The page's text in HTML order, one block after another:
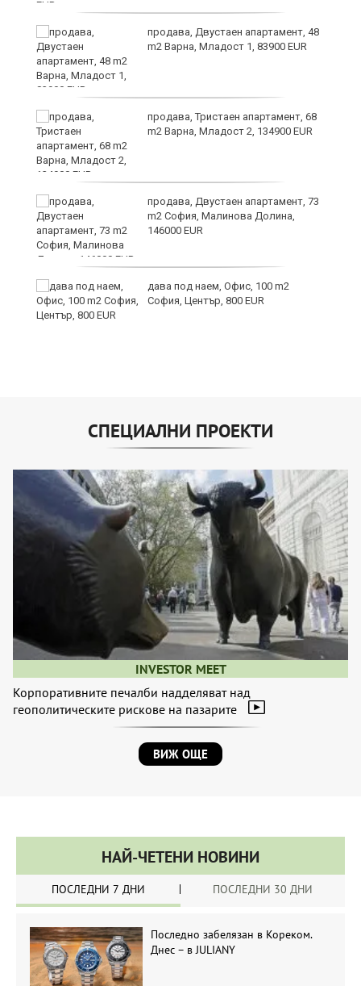
продава, Двустаен апартамент, 48
m2 Варна, Младост 1, 83900 EUR
продава, Тристаен апартамент, 68
m2 Варна, Младост 2, 134900 EUR
продава, Двустаен апартамент, 73
m2 София, Малинова Долина,
146000 EUR
дава под наем, Офис, 100 m2
София, Център, 800 EUR
СПЕЦИАЛНИ ПРОЕКТИ
INVESTOR MEET
Корпоративните печалби надделяват над
геополитическите рискове на пазарите
ВИЖ ОЩЕ
НАЙ-ЧЕТЕНИ НОВИНИ
ПОСЛЕДНИ 7 ДНИ ПОСЛЕДНИ 30 ДНИ
Последно забелязан в Кореком.
Днес – в JULIANY